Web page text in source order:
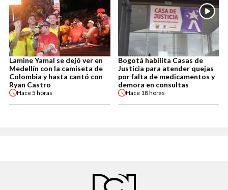
Lamine Yamal se dejó ver en
Medellín con la camiseta de
Colombia y hasta cantó con
Ryan Castro
Hace5 horas
Bogotá habilita Casas de
Justicia para atender quejas
por falta de medicamentos y
demora en consultas
Hace 18 horas